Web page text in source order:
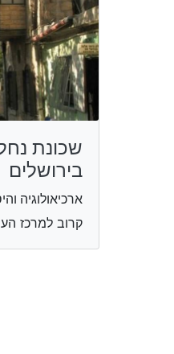
שכונת
בירושלים
ארכיאולוגיה
קרוב למרכז